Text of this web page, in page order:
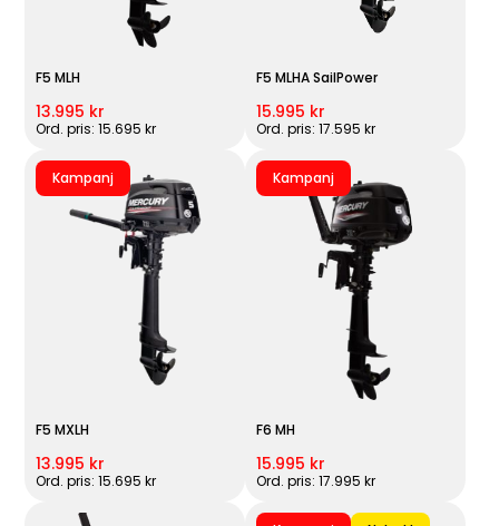
F5 MLH
13.995 kr
Ord. pris: 15.695 kr
F5 MLHA SailPower
15.995 kr
Ord. pris: 17.595 kr
Kampanj
F5 MXLH
13.995 kr
Ord. pris: 15.695 kr
Kampanj
F6 MH
15.995 kr
Ord. pris: 17.995 kr